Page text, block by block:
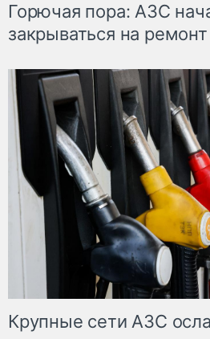
Горючая пора: АЗС
закрываться на
Крупные сети АЗС